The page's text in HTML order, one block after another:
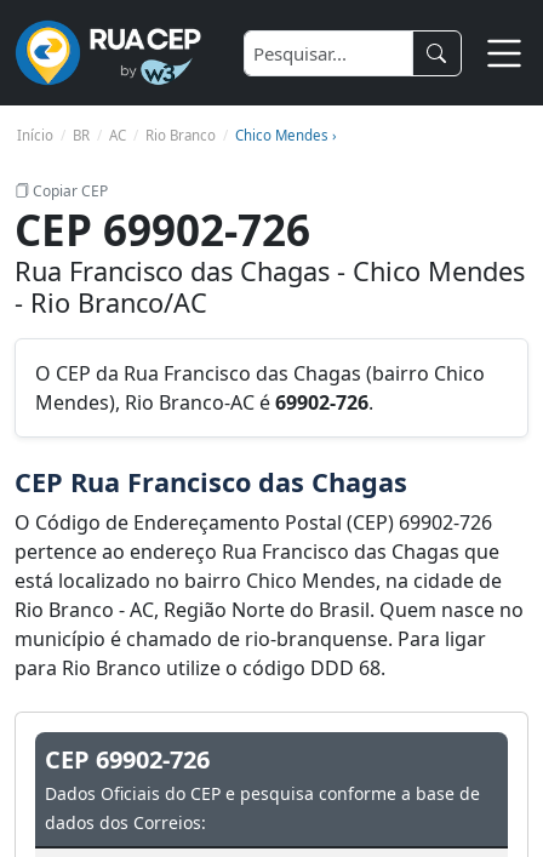
Início BR AC Rio Branco Chico Mendes ›
Copiar CEP
CEP 69902-726
Rua Francisco das Chagas - Chico Mendes
- Rio Branco/AC
O CEP da Rua Francisco das Chagas (bairro Chico
Mendes), Rio Branco-AC é69902-726.
CEP Rua Francisco das Chagas
O Código de Endereçamento Postal (CEP) 69902-726
pertence ao endereço Rua Francisco das Chagas que
está localizado no bairro Chico Mendes, na cidade de
Rio Branco - AC, Região Norte do Brasil. Quem nasce no
município é chamado de rio-branquense. Para ligar
para Rio Branco utilize o código DDD 68.
CEP 69902-726
Dados Oficiais do CEP e pesquisa conforme a base de
dados dos Correios: